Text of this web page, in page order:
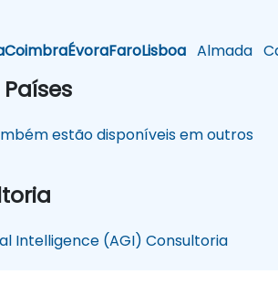
CoimbraÉvoraFaroLisboa Almada
estão disponíveis em outros
Intelligence (AGI) Consultoria